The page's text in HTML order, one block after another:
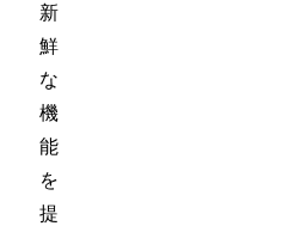
新
鮮
な
機
能
を
提